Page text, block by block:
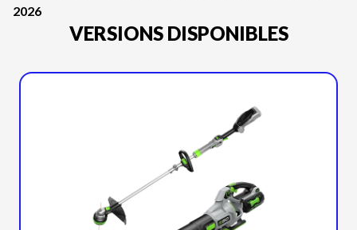
2026
VERSIONS DISPONIBLES